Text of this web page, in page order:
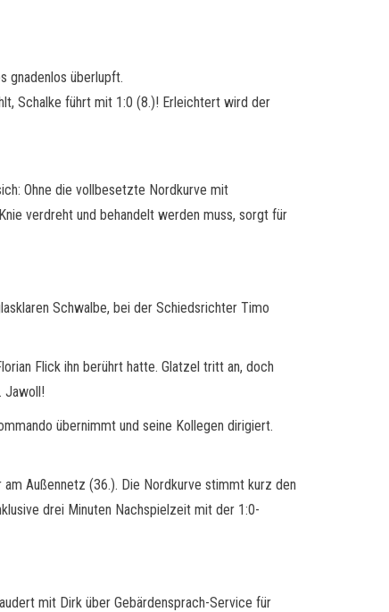
gnadenlos überlupft.
Schalke führt mit 1:0 (8.)! Erleichtert wird der
Ohne die vollbesetzte Nordkurve mit
verdreht und behandelt werden muss, sorgt für
Schwalbe, bei der Schiedsrichter Timo
Flick ihn berührt hatte. Glatzel tritt an, doch
Jawoll!
übernimmt und seine Kollegen dirigiert.
Außennetz (36.). Die Nordkurve stimmt kurz den
drei Minuten Nachspielzeit mit der 1:0-
mit Dirk über Gebärdensprach-Service für